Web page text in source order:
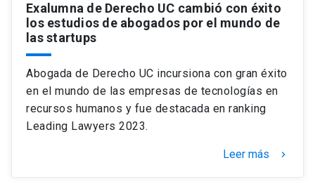
Exalumna de Derecho UC cambió con éxito
los estudios de abogados por el mundo de
las startups
Abogada de Derecho UC incursiona con gran éxito
en el mundo de las empresas de tecnologías en
recursos humanos y fue destacada en ranking
Leading Lawyers 2023.
Leer más keyboard_arrow_right